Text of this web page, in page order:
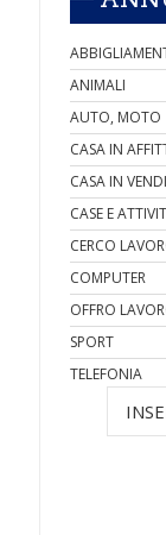
ANIMALI
AUTO, MOTO
CASA IN
CASA IN
CASE E
CERCO
COMPUTER
OFFRO
SPORT
TELEFONIA